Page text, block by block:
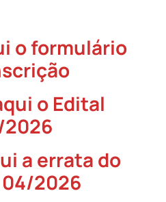
o formulário
o Edital
a errata do
2026